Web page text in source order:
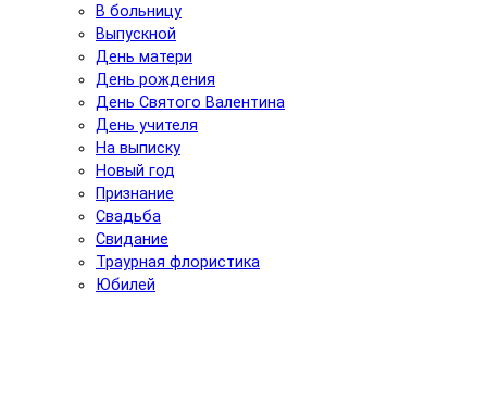
В больницу
Выпускной
День матери
День рождения
День Святого Валентина
День учителя
На выписку
Новый год
Признание
Свадьба
Свидание
Траурная флористика
Юбилей